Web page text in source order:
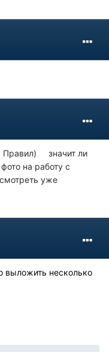
Правил) значит ли
на работу с
уже
выложить несколько